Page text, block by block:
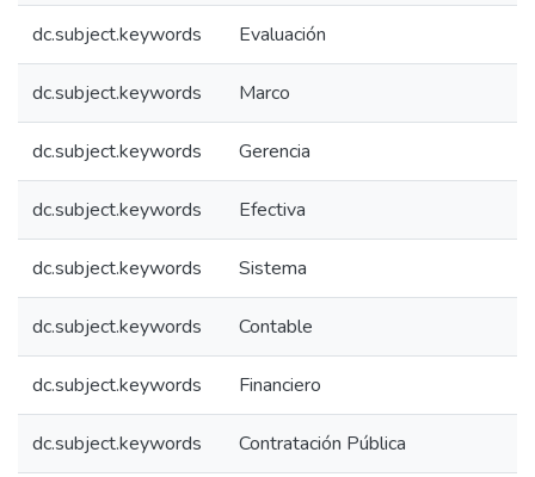
dc.subject.keywords Evaluación
dc.subject.keywords Marco
dc.subject.keywords Gerencia
dc.subject.keywords Efectiva
dc.subject.keywords Sistema
dc.subject.keywords Contable
dc.subject.keywords Financiero
dc.subject.keywords Contratación Pública